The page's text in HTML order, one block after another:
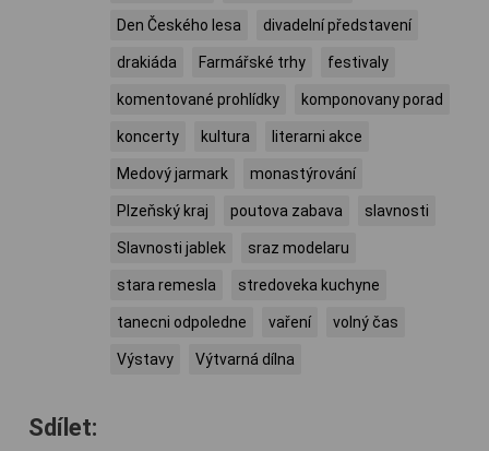
Den Českého lesa divadelní představení
drakiáda Farmářské trhy festivaly
komentované prohlídky komponovany porad
koncerty kultura literarni akce
Medový jarmark monastýrování
Plzeňský kraj poutova zabava slavnosti
Slavnosti jablek sraz modelaru
stara remesla stredoveka kuchyne
tanecni odpoledne vaření volný čas
Výstavy Výtvarná dílna
Sdílet: